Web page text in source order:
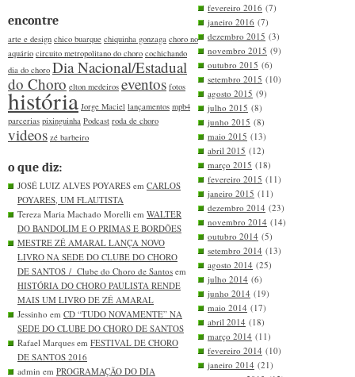
encontre
arte e design chico buarque chiquinha gonzaga choro no
aquário circuito metropolitano do choro cochichando
dia do choro Dia Nacional/Estadual
do Choro elton medeiros eventos fotos
história Jorge Maciel lançamentos mpb4
parcerias pixinguinha Podcast roda de choro
videos zé barbeiro
o que diz:
JOSÉ LUIZ ALVES POYARES em CARLOS
POYARES, UM FLAUTISTA
Tereza Maria Machado Morelli em WALTER
DO BANDOLIM E O PRIMAS E BORDÕES
MESTRE ZÉ AMARAL LANÇA NOVO
LIVRO NA SEDE DO CLUBE DO CHORO
DE SANTOS / Clube do Choro de Santos em
HISTÓRIA DO CHORO PAULISTA RENDE
MAIS UM LIVRO DE ZÉ AMARAL
Jessinho em CD “TUDO NOVAMENTE” NA
SEDE DO CLUBE DO CHORO DE SANTOS
Rafael Marques em FESTIVAL DE CHORO
DE SANTOS 2016
admin em PROGRAMAÇÃO DO DIA
fevereiro 2016 (7)
janeiro 2016 (7)
dezembro 2015 (3)
novembro 2015 (9)
outubro 2015 (6)
setembro 2015 (10)
agosto 2015 (9)
julho 2015 (8)
junho 2015 (8)
maio 2015 (13)
abril 2015 (12)
março 2015 (18)
fevereiro 2015 (11)
janeiro 2015 (11)
dezembro 2014 (23)
novembro 2014 (14)
outubro 2014 (5)
setembro 2014 (13)
agosto 2014 (25)
julho 2014 (6)
junho 2014 (19)
maio 2014 (17)
abril 2014 (18)
março 2014 (11)
fevereiro 2014 (10)
janeiro 2014 (21)